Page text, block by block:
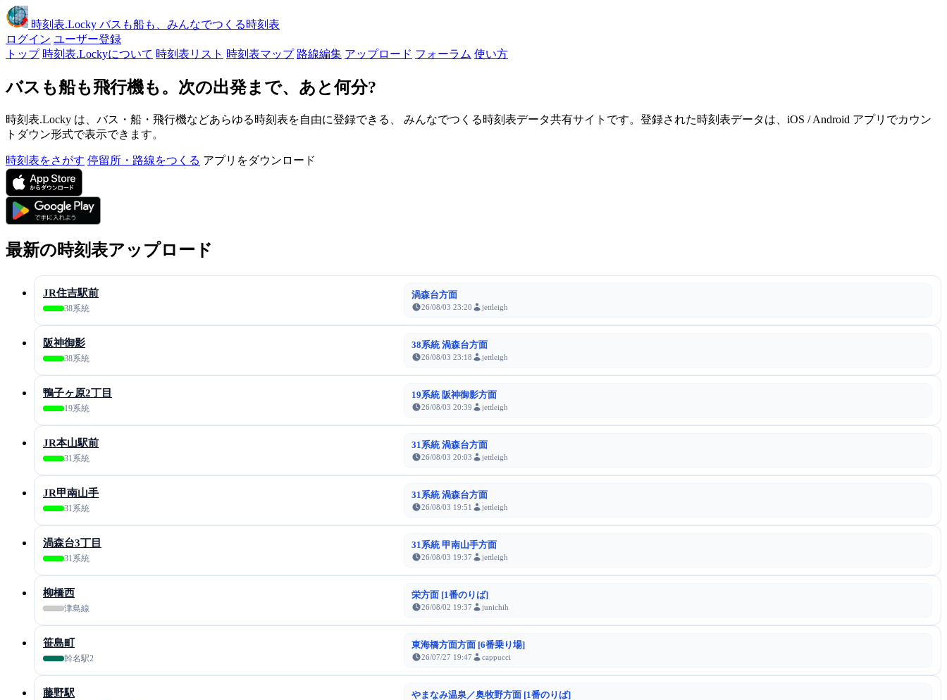
時刻表.Locky バスも船も、みんなでつくる時刻表
ログイン ユーザー登録
トップ 時刻表.Lockyについて 時刻表リスト 時刻表マップ 路線編集 アップロード フォーラム 使い方
バスも船も飛行機も。次の出発まで、あと何分?
時刻表.Locky は、バス・船・飛行機などあらゆる時刻表を自由に登録できる、 みんなでつくる時刻表データ共有サイトです。登録された時刻表データは、iOS / Android アプリでカウン
トダウン形式で表示できます。
時刻表をさがす 停留所・路線をつくる アプリをダウンロード
最新の時刻表アップロード
JR住吉駅前
38系統
渦森台方面
26/08/03 23:20 jettleigh
阪神御影
38系統
38系統 渦森台方面
26/08/03 23:18 jettleigh
鴨子ヶ原2丁目
19系統
19系統 阪神御影方面
26/08/03 20:39 jettleigh
JR本山駅前
31系統
31系統 渦森台方面
26/08/03 20:03 jettleigh
JR甲南山手
31系統
31系統 渦森台方面
26/08/03 19:51 jettleigh
渦森台3丁目
31系統
31系統 甲南山手方面
26/08/03 19:37 jettleigh
柳橋西
津島線
栄方面 [1番のりば]
26/08/02 19:37 junichih
笹島町
幹名駅2
東海橋方面方面 [6番乗り場]
26/07/27 19:47 cappucci
藤野駅 やまなみ温泉／奥牧野方面 [1番のりば]